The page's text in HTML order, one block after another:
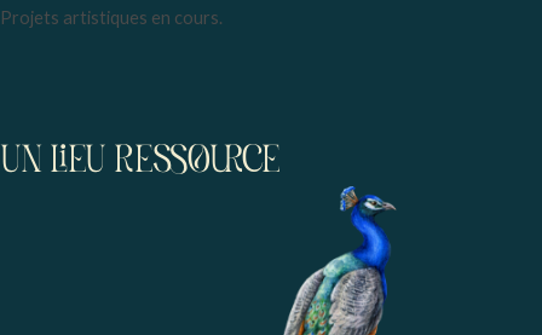
Projets artistiques en cours.
UN LIEU RESSOURCE